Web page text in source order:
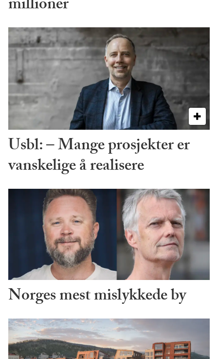
millioner
Usbl: – Mange prosjekter er
vanskelige å realisere
Norges mest mislykkede by